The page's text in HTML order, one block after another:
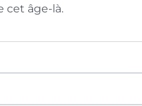
cet âge-là.